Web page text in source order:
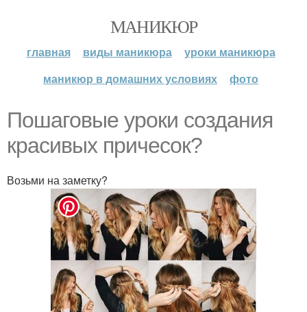
МАНИКЮР
главная виды маникюра
уроки маникюра
маникюр в домашних условиях
фото
Пошаговые уроки создания
красивых причесок?
Возьми на заметку?